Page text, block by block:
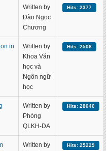
Written by
Đào Ngọc
Chương
Hits: 2377
in
Written by
Khoa Văn
học và
Ngôn ngữ
học
Hits: 2508
Written by
Phòng
QLKH-DA
Hits: 28040
Written by
Hits: 25229